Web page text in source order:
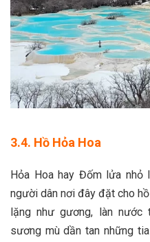
3.4. Hồ Hỏa Hoa
Hỏa Hoa hay Đốm lửa nhỏ
người dân nơi đây đặt cho
lặng như gương, làn nước
sương mù dần tan những